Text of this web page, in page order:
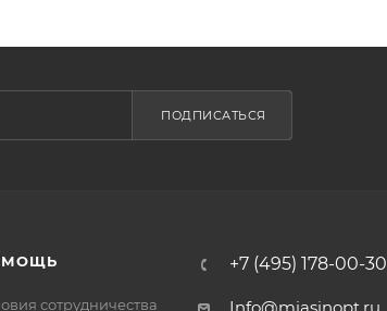
ПОДПИСАТЬСЯ
сотрудничества
+7 (495) 178-00-30